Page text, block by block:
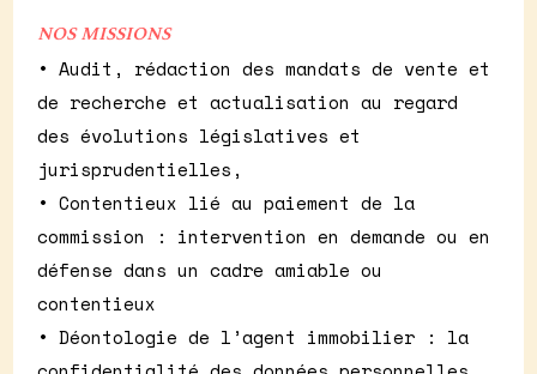
NOS MISSIONS
• Audit, rédaction des mandats de vente et
de recherche et actualisation au regard
des évolutions législatives et
jurisprudentielles,
• Contentieux lié au paiement de la
commission : intervention en demande ou en
défense dans un cadre amiable ou
contentieux
• Déontologie de l’agent immobilier : la